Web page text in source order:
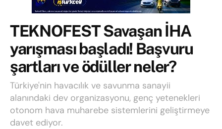
TEKNOFEST Savaşan İHA
yarışması başladı! Başvuru
şartları ve ödüller neler?
Türkiye'nin havacılık ve savunma sanayii
alanındaki dev organizasyonu, genç yetenekleri
otonom hava muharebe sistemlerini geliştirmeye
davet ediyor.